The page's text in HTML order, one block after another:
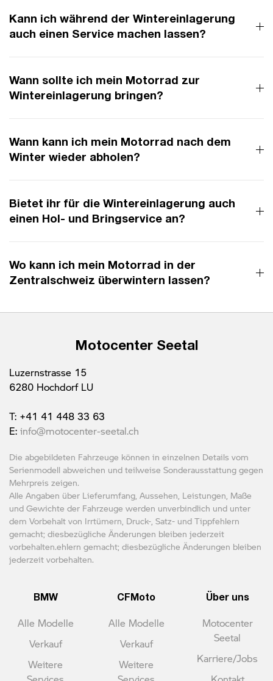
Kann ich während der Wintereinlagerung
auch einen Service machen lassen?
Wann sollte ich mein Motorrad zur
Wintereinlagerung bringen?
Wann kann ich mein Motorrad nach dem
Winter wieder abholen?
Bietet ihr für die Wintereinlagerung auch
einen Hol- und Bringservice an?
Wo kann ich mein Motorrad in der
Zentralschweiz überwintern lassen?
Motocenter Seetal
Luzernstrasse 15
6280 Hochdorf LU
T: +41 41 448 33 63
E: info@motocenter-seetal.ch
Die abgebildeten Fahrzeuge können in einzelnen Details vom
Serienmodell abweichen und teilweise Sonderausstattung gegen
Mehrpreis zeigen.
Alle Angaben über Lieferumfang, Aussehen, Leistungen, Maße
und Gewichte der Fahrzeuge werden unverbindlich und unter
dem Vorbehalt von Irrtümern, Druck-, Satz- und Tippfehlern
gemacht; diesbezügliche Änderungen bleiben jederzeit
vorbehalten.ehlern gemacht; diesbezügliche Änderungen bleiben
jederzeit vorbehalten.
BMW
Alle Modelle
Verkauf
Weitere
CFMoto
Alle Modelle
Verkauf
Weitere
Über uns
Motocenter
Seetal
Karriere/Jobs